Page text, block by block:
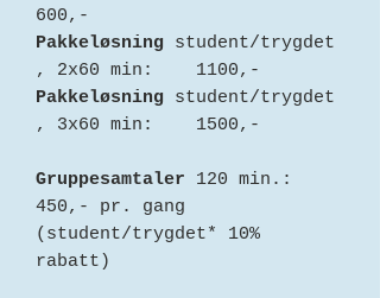
600,-
Pakkeløsning student/trygdet
, 2x60 min: 1100,-
Pakkeløsning student/trygdet
, 3x60 min: 1500,-
Gruppesamtaler 120 min.:
450,- pr. gang
(student/trygdet* 10%
rabatt)